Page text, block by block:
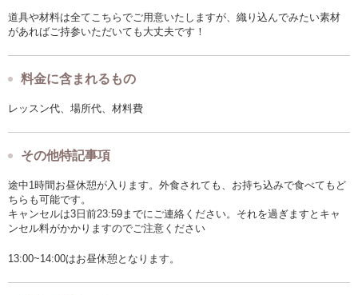
2日間コース https://craftie.jp/class/flatmate/469
中目黒FLATMATE (http://flatmate-labo.com/access/)
中目黒駅から山手通りを池尻大橋方面に徒歩6分
道具や材料は全てこちらでご用意いたしますが、織り込んでみたい素材
があればご持参いただいても大丈夫です！
料金に含まれるもの
レッスン代、場所代、材料費
その他特記事項
途中1時間お昼休憩が入ります。外食されても、お持ち込みで食べてもど
ちらも可能です。
キャンセルは3日前23:59までにご連絡ください。それを過ぎますとキャ
ンセル料がかかりますのでご注意ください
13:00~14:00はお昼休憩となります。